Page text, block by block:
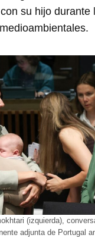
con su hijo durante
(izquierda),
adjunta de Portugal